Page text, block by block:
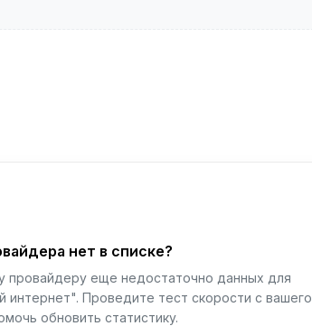
нет в списке?
провайдеру еще недостаточно данных для
интернет". Проведите тест скорости с вашего
обновить статистику.